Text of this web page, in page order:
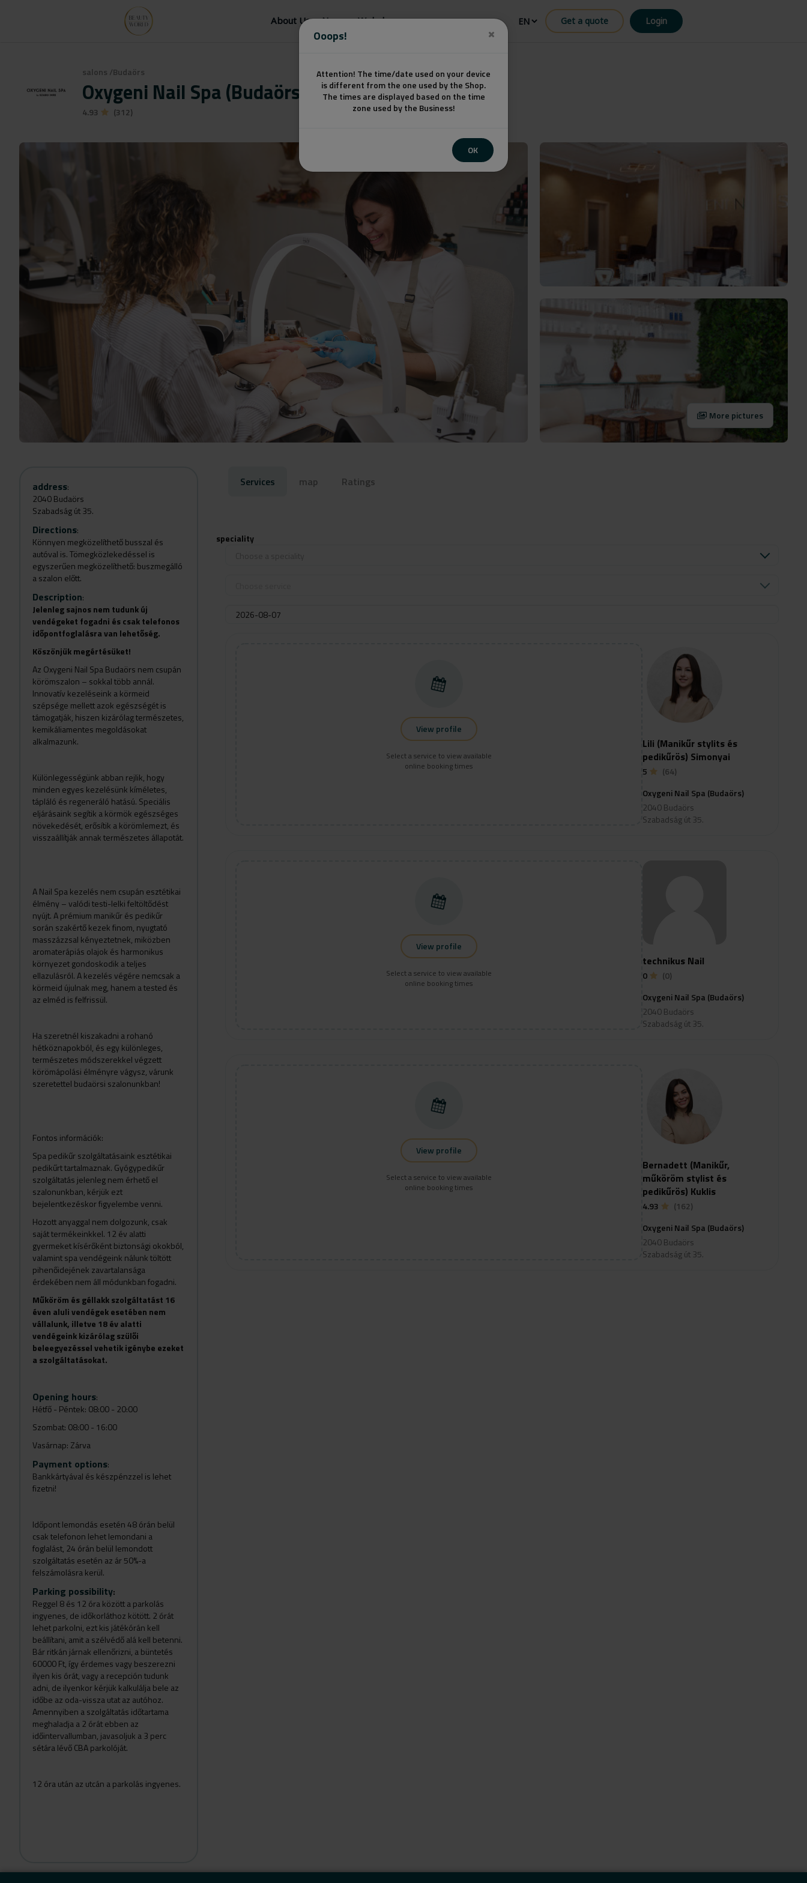
Ooops!
Attention! The time/date used on your device
is different from the one used by the Shop.
The times are displayed based on the time
zone used by the Business!
OK
About Us News Webshop Get a quote Login
salons /Budaörs
Oxygeni Nail Spa (Budaörs)
4.93 (312)
More pictures
address:
2040 Budaörs
Szabadság út 35.
Directions:
Könnyen megközelíthető busszal és
autóval is. Tömegközlekedéssel is
egyszerűen megközelíthető: buszmegálló
a szalon előtt.
Description:
Jelenleg sajnos nem tudunk új
vendégeket fogadni és csak telefonos
időpontfoglalásra van lehetőség.
Köszönjük megértésüket!
Az Oxygeni Nail Spa Budaörs nem csupán
körömszalon – sokkal több annál.
Innovatív kezeléseink a körmeid
szépsége mellett azok egészségét is
támogatják, hiszen kizárólag természetes,
kemikáliamentes megoldásokat
alkalmazunk.
Különlegességünk abban rejlik, hogy
minden egyes kezelésünk kíméletes,
tápláló és regeneráló hatású. Speciális
eljárásaink segítik a körmök egészséges
növekedését, erősítik a körömlemezt, és
visszaállítják annak természetes állapotát.
A Nail Spa kezelés nem csupán esztétikai
élmény – valódi testi-lelki feltöltődést
nyújt. A prémium manikűr és pedikűr
során szakértő kezek finom, nyugtató
masszázzsal kényeztetnek, miközben
aromaterápiás olajok és harmonikus
környezet gondoskodik a teljes
ellazulásról. A kezelés végére nemcsak a
körmeid újulnak meg, hanem a tested és
az elméd is felfrissül.
Ha szeretnél kiszakadni a rohanó
hétköznapokból, és egy különleges,
természetes módszerekkel végzett
körömápolási élményre vágysz, várunk
szeretettel budaörsi szalonunkban!
Fontos információk:
Spa pedikűr szolgáltatásaink esztétikai
pedikűrt tartalmaznak. Gyógypedikűr
szolgáltatás jelenleg nem érhető el
szalonunkban, kérjük ezt
bejelentkezéskor figyelembe venni.
Hozott anyaggal nem dolgozunk, csak
saját termékeinkkel. 12 év alatti
gyermeket kísérőként biztonsági okokból,
valamint spa vendégeink nálunk töltött
pihenőidejének zavartalansága
érdekében nem áll módunkban fogadni.
Műköröm és géllakk szolgáltatást 16
éven aluli vendégek esetében nem
vállalunk, illetve 18 év alatti
vendégeink kizárólag szülői
beleegyezéssel vehetik igénybe ezeket
a szolgáltatásokat.
Opening hours:
Hétfő - Péntek: 08:00 - 20:00
Szombat: 08:00 - 16:00
Vasárnap: Zárva
Payment options:
Bankkártyával és készpénzzel is lehet
fizetni!
Időpont lemondás esetén 48 órán belül
csak telefonon lehet lemondani a
foglalást, 24 órán belül lemondott
szolgáltatás esetén az ár 50%-a
felszámolásra kerül.
Parking possibility:
Reggel 8 és 12 óra között a parkolás
ingyenes, de időkorláthoz kötött. 2 órát
lehet parkolni, ezt kis játékórán kell
beállítani, amit a szélvédő alá kell betenni.
Bár ritkán járnak ellenőrizni, a büntetés
60000 Ft, így érdemes vagy beszerezni
ilyen kis órát, vagy a recepción tudunk
adni, de ilyenkor kérjük kalkulálja bele az
időbe az oda-vissza utat az autóhoz.
Amennyiben a szolgáltatás időtartama
meghaladja a 2 órát ebben az
időintervallumban, javasoljuk a 3 perc
sétára lévő CBA parkolóját.
12 óra után az utcán a parkolás ingyenes.
Services map Ratings
speciality
View profile
Select a service to view available
online booking times
Lili (Manikűr stylits és
pedikűrös) Simonyai
5
(64)
Oxygeni Nail Spa (Budaörs)
2040 Budaörs
Szabadság út 35.
View profile
Select a service to view available
online booking times
technikus Nail
0
(0)
Oxygeni Nail Spa (Budaörs)
2040 Budaörs
Szabadság út 35.
View profile
Select a service to view available
online booking times
Bernadett (Manikűr,
műköröm stylist és
pedikűrös) Kuklis
4.93
(162)
Oxygeni Nail Spa (Budaörs)
2040 Budaörs
Szabadság út 35.